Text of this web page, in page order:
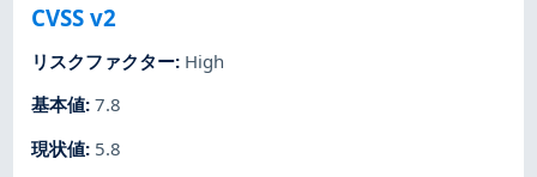
CVSS v2
リスクファクター: High
基本値:7.8
現状値: 5.8